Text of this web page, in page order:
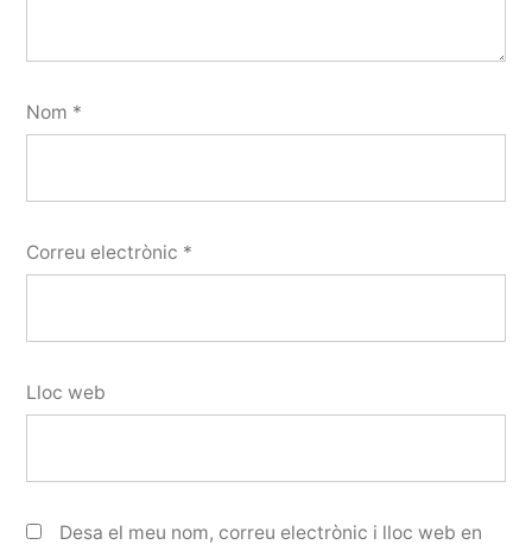
Nom *
Correu electrònic *
Lloc web
Desa el meu nom, correu electrònic i lloc web en